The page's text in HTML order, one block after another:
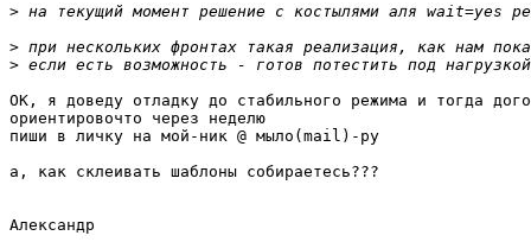
>
>
>
ОК, я доведу отладку до стабильного режима и тогда
ориентировочто через неделю
пиши в личку на мой-ник @ мыло(mail)-ру
а, как склеивать шаблоны собираетесь???
Александр